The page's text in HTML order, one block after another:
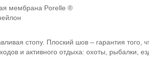
мембрана Porelle ®
стопу. Плоский шов – гарантия того,
и активного отдыха: охоты, рыбалки,